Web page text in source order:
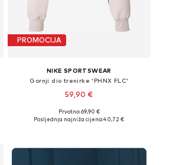
PROMOCIJA
NIKE SPORTSWEAR
Gornji dio trenirke 'PHNX FLC'
59,90 €
Dostupne veličine: XS, S, M, L, XL
Prvotno: 69,90 €
Posljednja najniža cijena:40,72 €